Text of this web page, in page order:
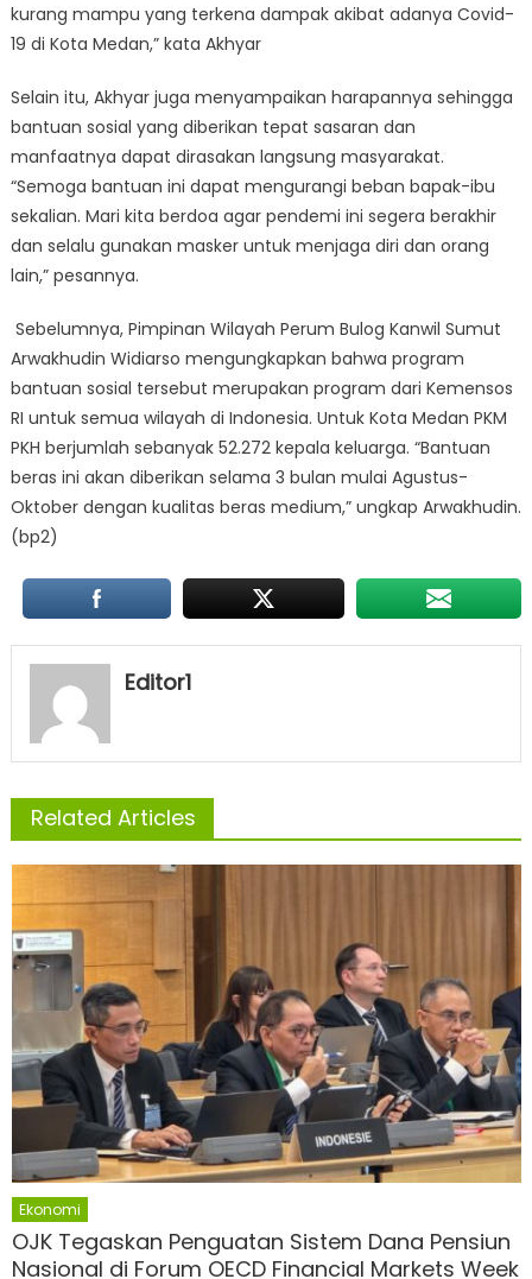
kurang mampu yang terkena dampak akibat adanya Covid-
19 di Kota Medan,” kata Akhyar
Selain itu, Akhyar juga menyampaikan harapannya sehingga
bantuan sosial yang diberikan tepat sasaran dan
manfaatnya dapat dirasakan langsung masyarakat.
“Semoga bantuan ini dapat mengurangi beban bapak-ibu
sekalian. Mari kita berdoa agar pendemi ini segera berakhir
dan selalu gunakan masker untuk menjaga diri dan orang
lain,” pesannya.
Sebelumnya, Pimpinan Wilayah Perum Bulog Kanwil Sumut
Arwakhudin Widiarso mengungkapkan bahwa program
bantuan sosial tersebut merupakan program dari Kemensos
RI untuk semua wilayah di Indonesia. Untuk Kota Medan PKM
PKH berjumlah sebanyak 52.272 kepala keluarga. “Bantuan
beras ini akan diberikan selama 3 bulan mulai Agustus-
Oktober dengan kualitas beras medium,” ungkap Arwakhudin.
(bp2)
Editor1
Related Articles
Ekonomi
OJK Tegaskan Penguatan Sistem Dana Pensiun
Nasional di Forum OECD Financial Markets Week